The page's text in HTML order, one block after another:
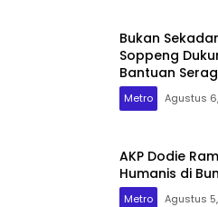
Bukan
Soppeng
Bantuan
Metro Agustus
AKP Dodie
Humanis di
Metro Agustus